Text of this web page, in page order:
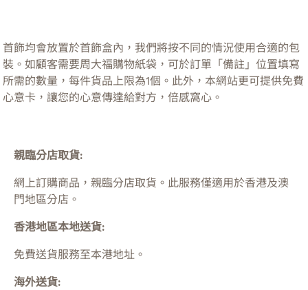
首飾均會放置於首飾盒內，我們將按不同的情況使用合適的包
裝。如顧客需要周大福購物紙袋，可於訂單「備註」位置填寫
所需的數量，每件貨品上限為1個。此外，本網站更可提供免費
心意卡，讓您的心意傳達給對方，倍感窩心。
親臨分店取貨:
網上訂購商品，親臨分店取貨。此服務僅適用於香港及澳
門地區分店。
香港地區本地送貨:
免費送貨服務至本港地址。
海外送貨: